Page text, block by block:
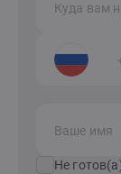
Куда вам
Ваше имя
Не